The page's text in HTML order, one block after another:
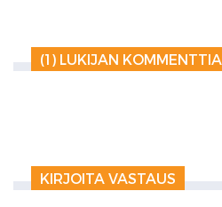
(1) LUKIJAN KOMMENTTIA
KIRJOITA VASTAUS